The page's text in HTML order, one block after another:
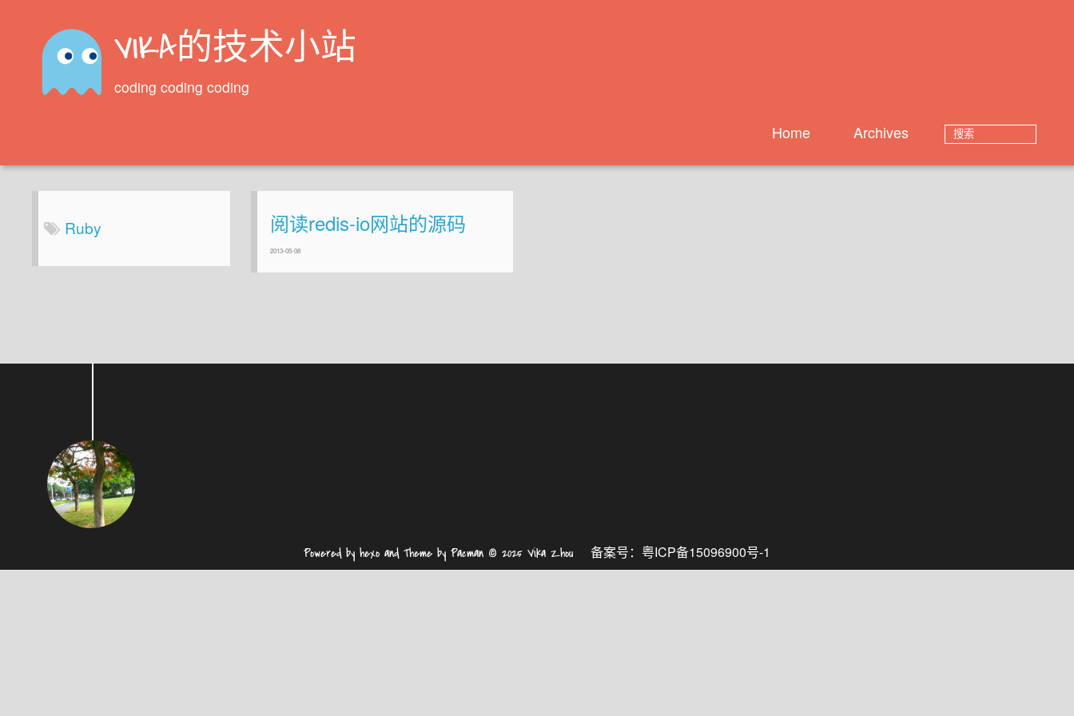
VIKA的技术小站
coding coding coding
Home Archives
Ruby 阅读redis-io网站的源码
2013-05-08
Powered by hexoand Theme by Pacman© 2025 Vika Zhou 备案号： 粤ICP备15096900号-1